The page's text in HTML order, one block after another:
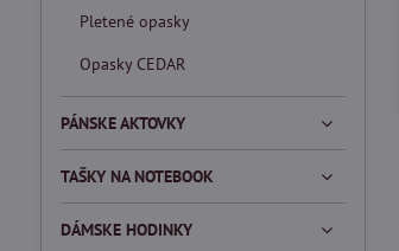
Pletené opasky
Opasky CEDAR
PÁNSKE AKTOVKY
TAŠKY NA NOTEBOOK
DÁMSKE HODINKY